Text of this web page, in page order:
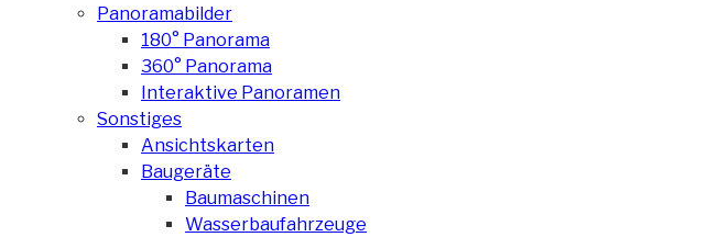
Panoramabilder
180° Panorama
360° Panorama
Interaktive Panoramen
Sonstiges
Ansichtskarten
Baugeräte
Baumaschinen
Wasserbaufahrzeuge